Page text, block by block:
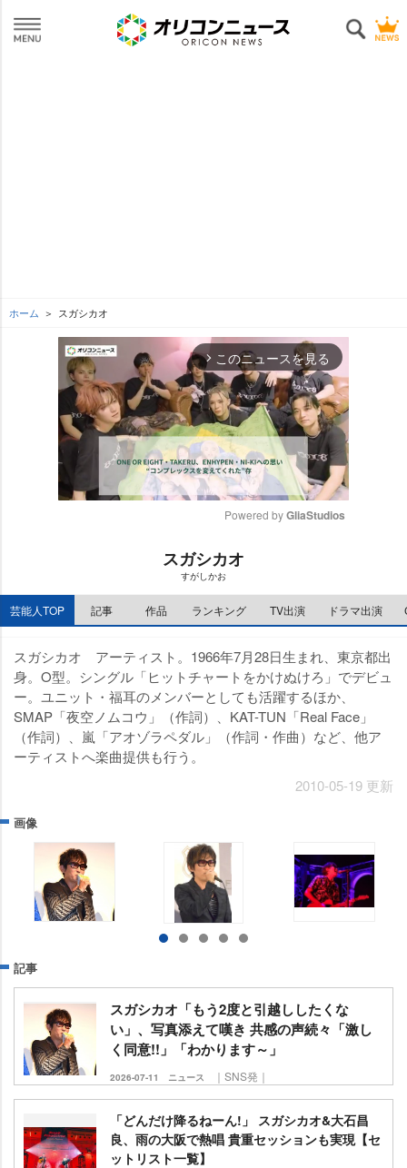
ホーム スガシカオ
arrow_forward_ios このニュースを見る
e
Powered by GliaStudios
スガシカオ
すがしかお
芸能人TOP 記事 作品 ランキング TV出演 ドラマ出演
スガシカオ アーティスト。1966年7月28日生まれ、東京都出
身。O型。シングル「ヒットチャートをかけぬけろ」でデビュ
ー。ユニット・福耳のメンバーとしても活躍するほか、
SMAP「夜空ノムコウ」（作詞）、KAT-TUN「Real Face」
（作詞）、嵐「アオゾラペダル」（作詞・作曲）など、他ア
ーティストへ楽曲提供も行う。
2010-05-19 更新
画像
記事
スガシカオ「もう2度と引越ししたくな
い」、写真添えて嘆き 共感の声続々「激し
く同意!!」「わかります～」
2026-07-11 ニュース ｜SNS発｜
「どんだけ降るねーん!」 スガシカオ&大石昌
良、雨の大阪で熱唱 貴重セッションも実現【セ
ットリスト一覧】